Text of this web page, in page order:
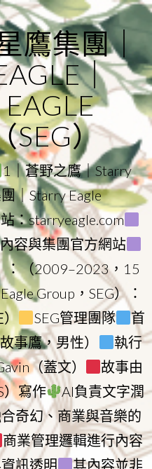
鷹集團｜
｜
EAGLE
SEG）
1｜蒼野之鷹｜Starry
｜Starry Eagle
：starryeagle.com
容與集團官方網站
：（2009–2023，15
Group，SEG）：
）
SEG管理團隊
首
事鷹，男性）
執行
（蓋文）
故事由
）寫作
AI負責文字潤
奇幻、商業與音樂的
商業管理邏輯進行內容
訊透明
其內容並非